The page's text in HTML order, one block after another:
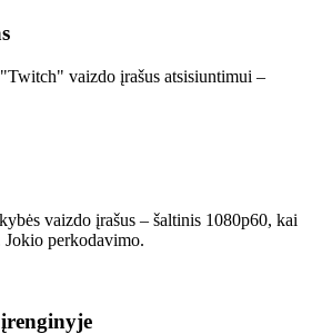
vaizdo įrašus atsisiuntimui –
vaizdo įrašus – šaltinis 1080p60, kai
perkodavimo.